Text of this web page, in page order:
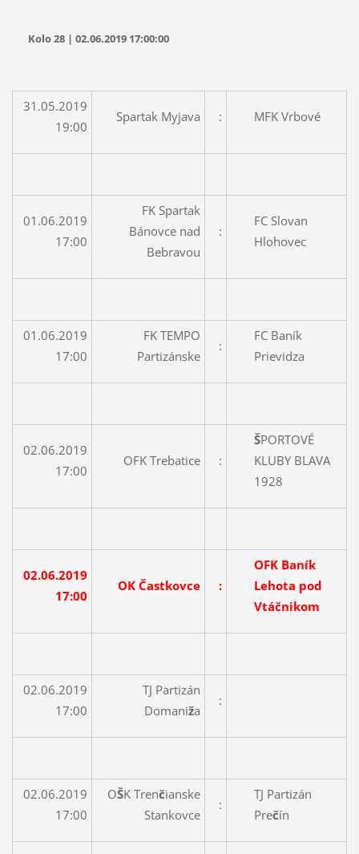
Kolo 28 | 02.06.2019 17:00:00
31.05.2019
19:00
Spartak Myjava : MFK Vrbové
01.06.2019
17:00
FK Spartak
Bánovce nad
Bebravou
:
FC Slovan
Hlohovec
01.06.2019
17:00
FK TEMPO
Partizánske
:
FC Baník
Prievidza
02.06.2019
17:00
OFK Trebatice :
ŠPORTOVÉ
KLUBY BLAVA
1928
02.06.2019
17:00
OK Častkovce :
OFK Baník
Lehota pod
Vtáčnikom
02.06.2019
17:00
TJ Partizán
Domaniža
:
02.06.2019
17:00
OŠK Trenčianske
Stankovce
:
TJ Partizán
Prečín